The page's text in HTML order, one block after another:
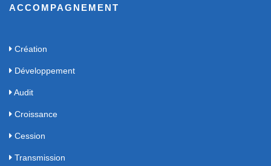
ACCOMPAGNEMENT
Création
Développement
Audit
Croissance
Cession
Transmission